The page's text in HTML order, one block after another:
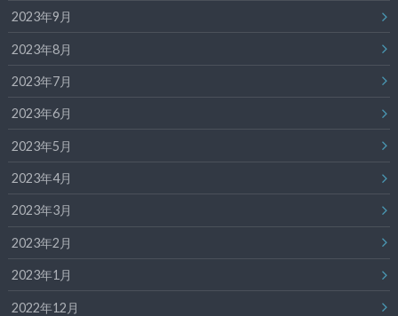
2023年9月
2023年8月
2023年7月
2023年6月
2023年5月
2023年4月
2023年3月
2023年2月
2023年1月
2022年12月